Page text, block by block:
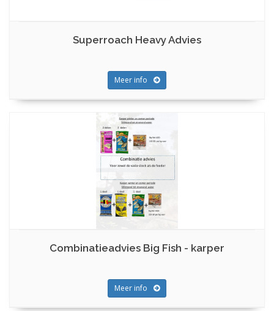
Superroach Heavy Advies
Meer info
Combinatieadvies Big Fish - karper
Meer info